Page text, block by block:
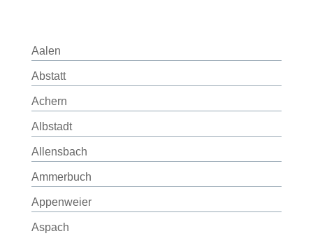
Aalen
Abstatt
Achern
Albstadt
Allensbach
Ammerbuch
Appenweier
Aspach